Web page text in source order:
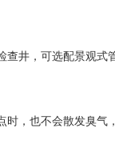
井，可选配景观式
，也不会散发臭气